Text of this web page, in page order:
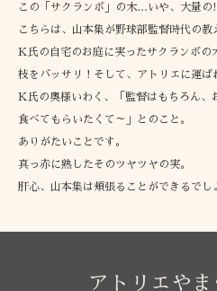
この「サクランボ」の木…いや、大量の
こちらは、山本集が野球部監督時代の教
K氏の自宅のお庭に実ったサクランボの
枝をバッサリ！そして、アトリエに運ば
K氏の奥様いわく、「監督はもちろん、
食べてもらいたくて～」とのこと。
ありがたいことです。
真っ赤に熟したそのツヤツヤの実。
肝心、山本集は頬張ることができるでし
アトリエや